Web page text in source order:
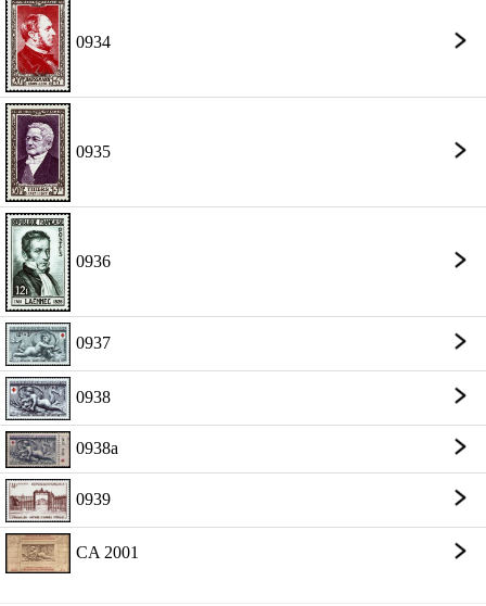
0934
0935
0936
0937
0938
0938a
0939
CA 2001